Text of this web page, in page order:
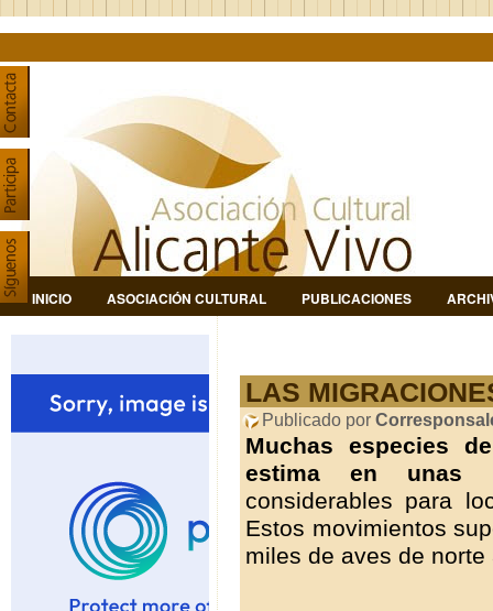
INICIO ASOCIACIÓN CULTURAL PUBLICACIONES
LAS
Publicado por
Muchas especies
estima en unas
considerables para
Estos movimientos
miles de aves de